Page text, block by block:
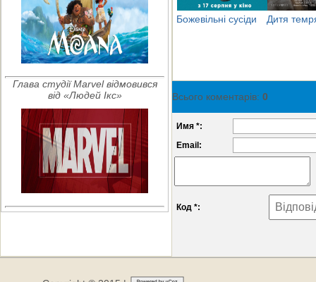
Глава студії Marvel відмовився
від «Людей Ікс»
Божевільні сусіди Дитя
Всього коментарів: 0
Имя *:
Email:
Код *: